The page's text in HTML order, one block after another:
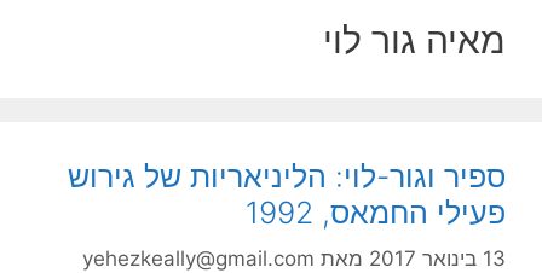
מאיה גור לוי
ספיר וגור-לוי: הליניאריות של גירוש
פעילי החמאס, 1992
13 בינואר 2017 מאת yehezkeally@gmail.com